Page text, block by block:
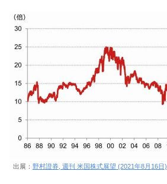
出展： 野村證券, 週刊 米国株式展望 (2021年8月16日)